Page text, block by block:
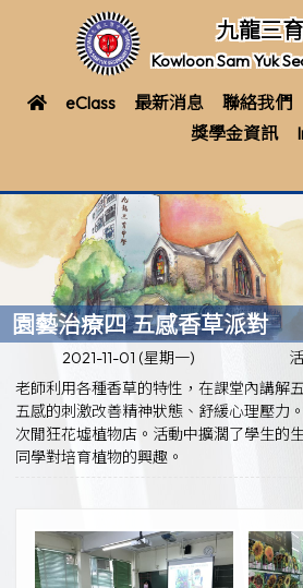
九龍三
Kowloon Sam Yuk
eClass 最新消息 聯絡我們
獎學金資訊
園藝治療四 五感香草派對
2021-11-01 (星期一)
老師利用各種香草的特性，在課堂內講解
五感的刺激改善精神狀態、舒緩心理壓力
次閒狂花墟植物店。活動中擴濶了學生的
同學對培育植物的興趣。